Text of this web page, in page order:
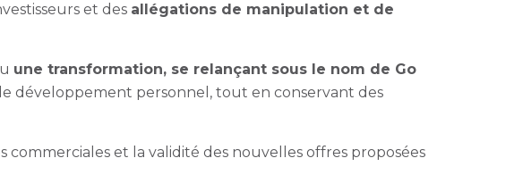
et des allégations de manipulation et de
une transformation, se relançant sous le nom de Go
développement personnel, tout en conservant des
et la validité des nouvelles offres proposées